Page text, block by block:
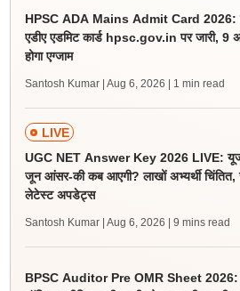
HPSC ADA Mains Admit Card 2026:
एडीए एडमिट कार्ड hpsc.gov.in पर जारी, 9
होगा एग्जाम
Santosh Kumar | Aug 6, 2026 | 1 min read
LIVE
UGC NET Answer Key 2026 LIVE:
जून आंसर-की कब आएगी? लाखों अभ्यर्थी चिंतित,
लेटेस्ट अपडेट्स
Santosh Kumar | Aug 6, 2026 | 9 mins read
BPSC Auditor Pre OMR Sheet 2026: